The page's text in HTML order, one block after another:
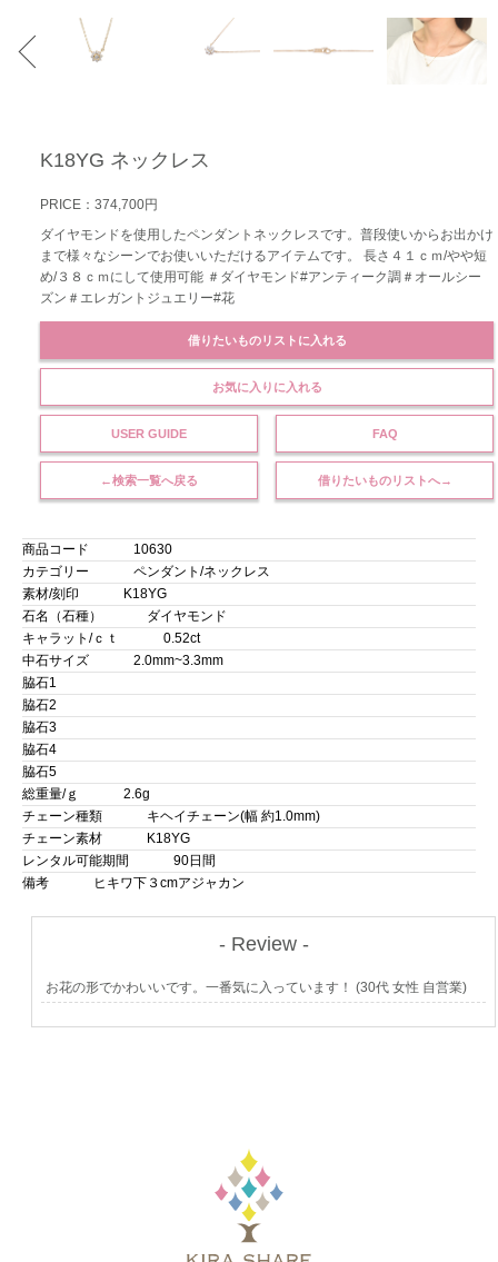
K18YG ネックレス
PRICE：374,700円
ダイヤモンドを使用したペンダントネックレスです。普段使いからお出かけ
まで様々なシーンでお使いいただけるアイテムです。 長さ４１ｃｍ/やや短
め/３８ｃｍにして使用可能 ＃ダイヤモンド#アンティーク調＃オールシー
ズン＃エレガントジュエリー#花
借りたいものリストに入れる
お気に入りに入れる
USER GUIDE FAQ
←検索一覧へ戻る 借りたいものリストへ→
商品コード
10630
カテゴリー
ペンダント/ネックレス
素材/刻印
K18YG
石名（石種）
ダイヤモンド
キャラット/ｃｔ
0.52ct
中石サイズ
2.0mm~3.3mm
脇石1
脇石2
脇石3
脇石4
脇石5
総重量/ｇ
2.6g
チェーン種類
キヘイチェーン(幅 約1.0mm)
チェーン素材
K18YG
レンタル可能期間
90日間
備考
ヒキワ下３cmアジャカン
- Review -
お花の形でかわいいです。一番気に入っています！ (30代 女性 自営業)